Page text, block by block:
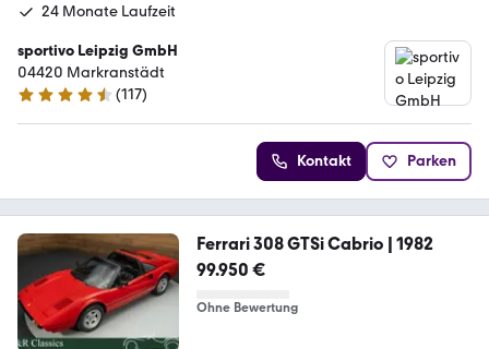
24 Monate Laufzeit
sportivo Leipzig GmbH
04420 Markranstädt
4.6 Sterne
(117)
Kontakt Parken
Ferrari 308 GTSi Cabrio | 1982
99.950 €
Ohne Bewertung